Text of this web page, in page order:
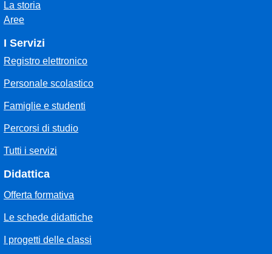
La storia
Aree
I Servizi
Registro elettronico
Personale scolastico
Famiglie e studenti
Percorsi di studio
Tutti i servizi
Didattica
Offerta formativa
Le schede didattiche
I progetti delle classi